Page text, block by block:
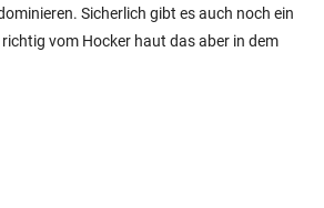
Sicherlich gibt es auch noch ein
vom Hocker haut das aber in dem